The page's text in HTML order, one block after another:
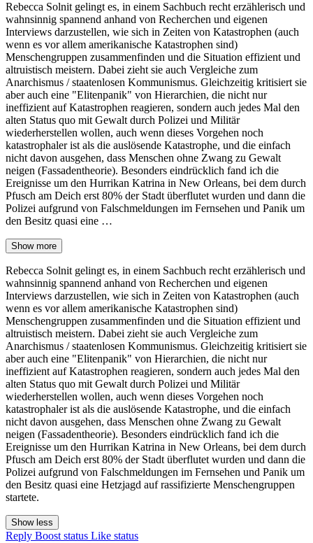
Rebecca Solnit gelingt es, in einem Sachbuch recht erzählerisch und
wahnsinnig spannend anhand von Recherchen und eigenen
Interviews darzustellen, wie sich in Zeiten von Katastrophen (auch
wenn es vor allem amerikanische Katastrophen sind)
Menschengruppen zusammenfinden und die Situation effizient und
altruistisch meistern. Dabei zieht sie auch Vergleiche zum
Anarchismus / staatenlosen Kommunismus. Gleichzeitig kritisiert sie
aber auch eine "Elitenpanik" von Hierarchien, die nicht nur
ineffizient auf Katastrophen reagieren, sondern auch jedes Mal den
alten Status quo mit Gewalt durch Polizei und Militär
wiederherstellen wollen, auch wenn dieses Vorgehen noch
katastrophaler ist als die auslösende Katastrophe, und die einfach
nicht davon ausgehen, dass Menschen ohne Zwang zu Gewalt
neigen (Fassadentheorie). Besonders eindrücklich fand ich die
Ereignisse um den Hurrikan Katrina in New Orleans, bei dem durch
Pfusch am Deich erst 80% der Stadt überflutet wurden und dann die
Polizei aufgrund von Falschmeldungen im Fernsehen und Panik um
den Besitz quasi eine …
Show more
Rebecca Solnit gelingt es, in einem Sachbuch recht erzählerisch und
wahnsinnig spannend anhand von Recherchen und eigenen
Interviews darzustellen, wie sich in Zeiten von Katastrophen (auch
wenn es vor allem amerikanische Katastrophen sind)
Menschengruppen zusammenfinden und die Situation effizient und
altruistisch meistern. Dabei zieht sie auch Vergleiche zum
Anarchismus / staatenlosen Kommunismus. Gleichzeitig kritisiert sie
aber auch eine "Elitenpanik" von Hierarchien, die nicht nur
ineffizient auf Katastrophen reagieren, sondern auch jedes Mal den
alten Status quo mit Gewalt durch Polizei und Militär
wiederherstellen wollen, auch wenn dieses Vorgehen noch
katastrophaler ist als die auslösende Katastrophe, und die einfach
nicht davon ausgehen, dass Menschen ohne Zwang zu Gewalt
neigen (Fassadentheorie). Besonders eindrücklich fand ich die
Ereignisse um den Hurrikan Katrina in New Orleans, bei dem durch
Pfusch am Deich erst 80% der Stadt überflutet wurden und dann die
Polizei aufgrund von Falschmeldungen im Fernsehen und Panik um
den Besitz quasi eine Hetzjagd auf rassifizierte Menschengruppen
startete.
Show less
Reply Boost status Like status